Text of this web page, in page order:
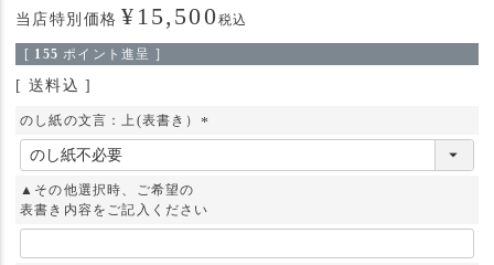
当店特別価格 ¥ 15,500税込
[ 155 ポイント進呈 ]
送料込
のし紙の文言：上(表書き）
(
)
▲その他選択時、ご希望の
表書き内容をご記入ください